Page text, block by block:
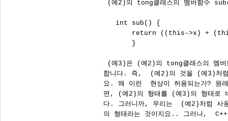
(예2)의 tong클래스의 멤버함수
   int sub() {
return ((this->x) +
}
(예3)은 (예2)의 tong클래스의 멤
합니다. 즉,  (예2)의 것을 (예3)처럼
요. 왜 이런  현상이 허용되는가? 원
면, (예2)의 형태를 (예3)의 형태로
다. 그러니까, 우리는  (예2)처럼 사
의 형태라는 것이지요.. 그러나,  C++